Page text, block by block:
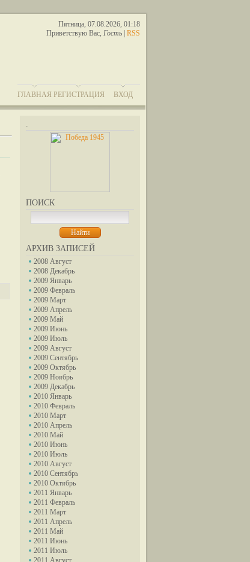
Пятница, 07.08.2026, 01:18
Приветствую Вас, Гость RSS
ГЛАВНАЯ РЕГИСТРАЦИЯ ВХОД
.
ПОИСК
АРХИВ ЗАПИСЕЙ
2008 Август
2008 Декабрь
2009 Январь
2009 Февраль
2009 Март
2009 Апрель
2009 Май
2009 Июнь
2009 Июль
2009 Август
2009 Сентябрь
2009 Октябрь
2009 Ноябрь
2009 Декабрь
2010 Январь
2010 Февраль
2010 Март
2010 Апрель
2010 Май
2010 Июнь
2010 Июль
2010 Август
2010 Сентябрь
2010 Октябрь
2011 Январь
2011 Февраль
2011 Март
2011 Апрель
2011 Май
2011 Июнь
2011 Июль
2011 Август